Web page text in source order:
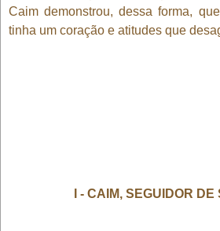
Caim demonstrou, dessa forma,
tinha um coração e atitudes que
I - CAIM, SEGUIDOR